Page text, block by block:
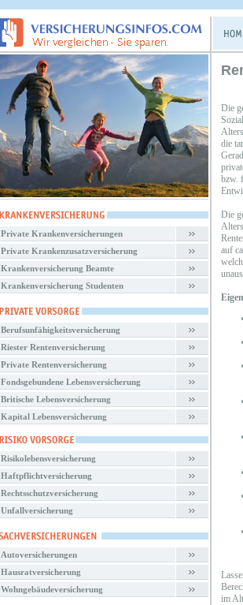
Private Krankenversicherungen
Private Krankenzusatzversicherung
Krankenversicherung Beamte
Krankenversicherung Studenten
Berufsunfähigkeitsversicherung
Riester Rentenversicherung
Private Rentenversicherung
Fondsgebundene Lebensversicherung
Britische Lebensversicherung
Kapital Lebensversicherung
Risikolebensversicherung
Haftpflichtversicherung
Rechtsschutzversicherung
Unfallversicherung
Autoversicherungen
Hausratversicherung
Wohngebäudeversicherung
Die
die
bzw.
Die
auf
im